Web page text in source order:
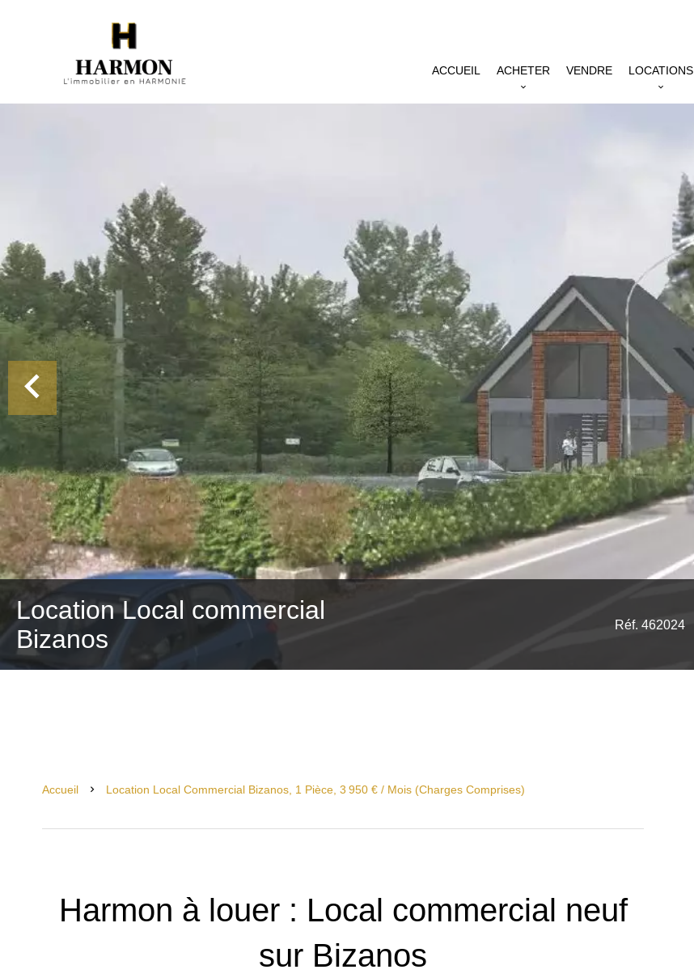
ACCUEIL ACHETER VENDRE LOCATIONS
Location Local commercial
Bizanos
Réf. 462024
Accueil Location Local Commercial Bizanos, 1 Pièce, 3 950 € / Mois (Charges Comprises)
Harmon à louer : Local commercial neuf
sur Bizanos